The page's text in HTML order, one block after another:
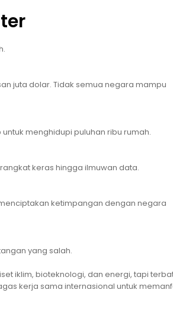
juta dolar. Tidak semua negara mampu
menghidupi puluhan ribu rumah.
keras hingga ilmuwan data.
ketimpangan dengan negara
yang salah.
iklim, bioteknologi, dan energi, tapi
kerja sama internasional untuk